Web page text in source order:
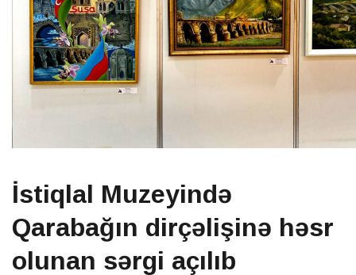
İstiqlal Muzeyində
Qarabağın dirçəlişinə həsr
olunan sərgi açılıb